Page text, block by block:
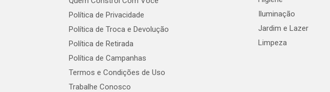
Política de Privacidade
Política de Troca e Devolução
Política de Retirada
Política de Campanhas
Termos e Condições de Uso
Trabalhe Conosco
Iluminação
Jardim e Lazer
Limpeza